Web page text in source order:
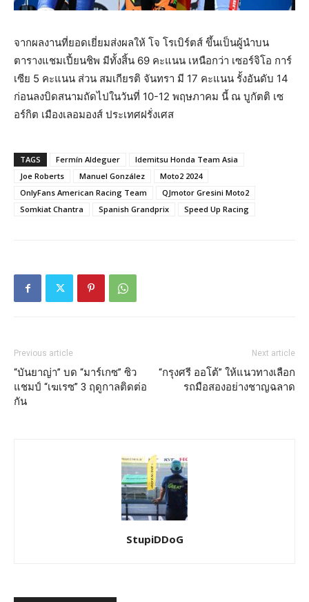
จากผลงานที่ยอดเยี่ยมส่งผลให้ โจ โรเบิร์ตส์ ขึ้นเป็นผู้นำบน
ตารางแชมเปี้ยนชิพ มีทั้งสิ้น 69 คะแนน เหนือกว่า เซอร์จิโอ การ์
เซีย 5 คะแนน ส่วน สมเกียรติ จันทรา มี 17 คะแนน รั้งอันดับ 14
ก่อนลงบิดสนามถัดไปในวันที่ 10-12 พฤษภาคม นี้ ณ บูกัตติ เซ
อร์กิต เมืองเลอมองส์ ประเทศฝรั่งเศส
TAGS Fermín Aldeguer
Idemitsu Honda Team Asia
Joe Roberts
Manuel González
Moto2 2024
OnlyFans American Racing Team
QJmotor Gresini Moto2
Somkiat Chantra
Spanish Grandprix Speed Up Racing
Previous article
“บันยาญ่า” บด “มาร์เกซ” ซิว
แชมป์ “เฆเรซ” 3 ฤดูกาลติดต่อ
กัน
Next article
“กรุงศรี ออโต้” ให้แนวทางเลือก
รถมือสองอย่างชาญฉลาด
StupiDDoG